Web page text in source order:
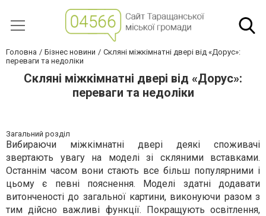
Головна Бізнес новини
Скляні міжкімнатні двері від «Дорус»:
переваги та недоліки
Скляні міжкімнатні двері від «Дорус»:
переваги та недоліки
Загальний розділ
Вибираючи міжкімнатні двері деякі споживачі
звертають увагу на моделі зі скляними вставками.
Останнім часом вони стають все більш популярними і
цьому є певні пояснення. Моделі здатні додавати
витонченості до загальної картини, виконуючи разом з
тим дійсно важливі функції. Покращують освітлення,